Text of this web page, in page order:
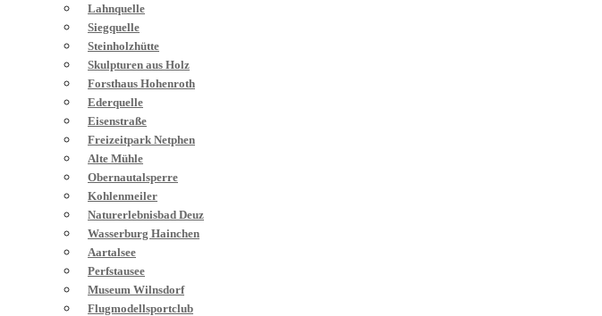
Lahnquelle
Siegquelle
Steinholzhütte
Skulpturen aus Holz
Forsthaus Hohenroth
Ederquelle
Eisenstraße
Freizeitpark Netphen
Alte Mühle
Obernautalsperre
Kohlenmeiler
Naturerlebnisbad Deuz
Wasserburg Hainchen
Aartalsee
Perfstausee
Museum Wilnsdorf
Flugmodellsportclub